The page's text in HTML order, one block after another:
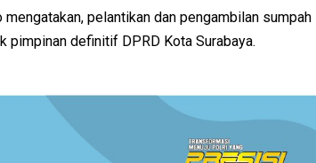
pelantikan dan pengambilan sumpah
pimpinan definitif DPRD Kota Surabaya.